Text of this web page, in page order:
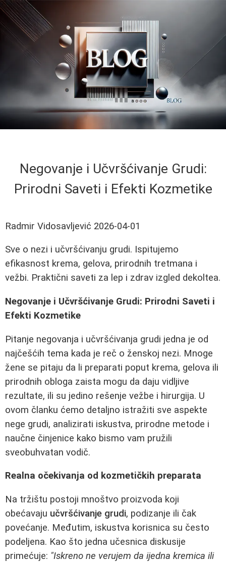
Negovanje i Učvršćivanje Grudi:
Prirodni Saveti i Efekti Kozmetike
Radmir Vidosavljević 2026-04-01
Sve o nezi i učvršćivanju grudi. Ispitujemo
efikasnost krema, gelova, prirodnih tretmana i
vežbi. Praktični saveti za lep i zdrav izgled dekoltea.
Negovanje i Učvršćivanje Grudi: Prirodni Saveti i
Efekti Kozmetike
Pitanje negovanja i učvršćivanja grudi jedna je od
najčešćih tema kada je reč o ženskoj nezi. Mnoge
žene se pitaju da li preparati poput krema, gelova ili
prirodnih obloga zaista mogu da daju vidljive
rezultate, ili su jedino rešenje vežbe i hirurgija. U
ovom članku ćemo detaljno istražiti sve aspekte
nege grudi, analizirati iskustva, prirodne metode i
naučne činjenice kako bismo vam pružili
sveobuhvatan vodič.
Realna očekivanja od kozmetičkih preparata
Na tržištu postoji mnoštvo proizvoda koji
obećavaju učvršćivanje grudi, podizanje ili čak
povećanje. Međutim, iskustva korisnica su često
podeljena. Kao što jedna učesnica diskusije
primećuje: "Iskreno ne verujem da ijedna kremica ili